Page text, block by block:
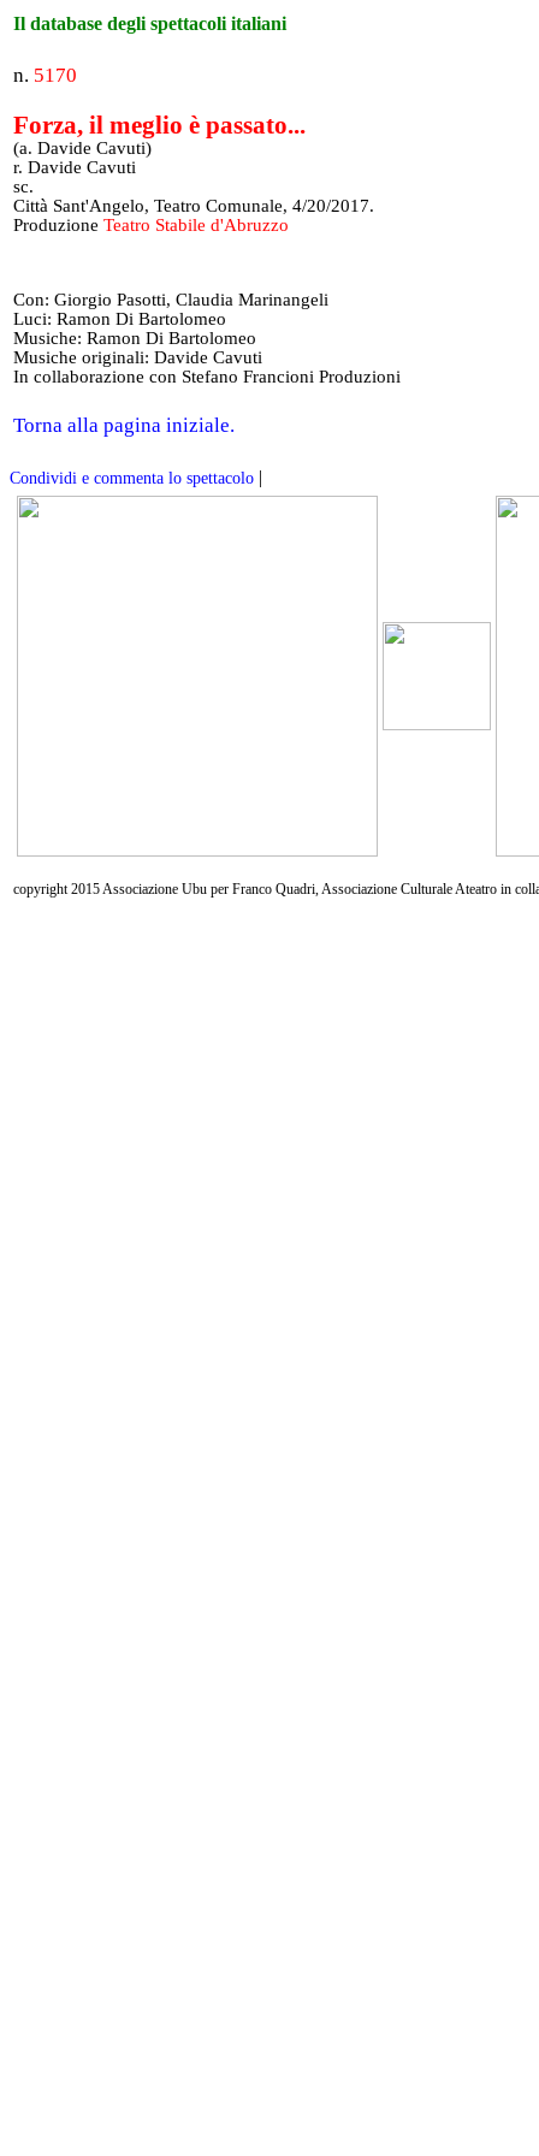
Il database degli spettacoli italiani
n. 5170
Forza, il meglio è passato...
(a. Davide Cavuti)
r. Davide Cavuti
sc.
Città Sant'Angelo, Teatro Comunale, 4/20/2017.
Produzione Teatro Stabile d'Abruzzo
Con: Giorgio Pasotti, Claudia Marinangeli
Luci: Ramon Di Bartolomeo
Musiche: Ramon Di Bartolomeo
Musiche originali: Davide Cavuti
In collaborazione con Stefano Francioni Produzioni
Torna alla pagina iniziale.
Condividi e commenta lo spettacolo |
copyright 2015 Associazione Ubu per Franco Quadri, Associazione Culturale Ateatro in